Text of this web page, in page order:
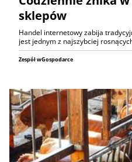
sklepów
Handel internetowy zabija
jest jednym z najszybciej
Zespół wGospodarce